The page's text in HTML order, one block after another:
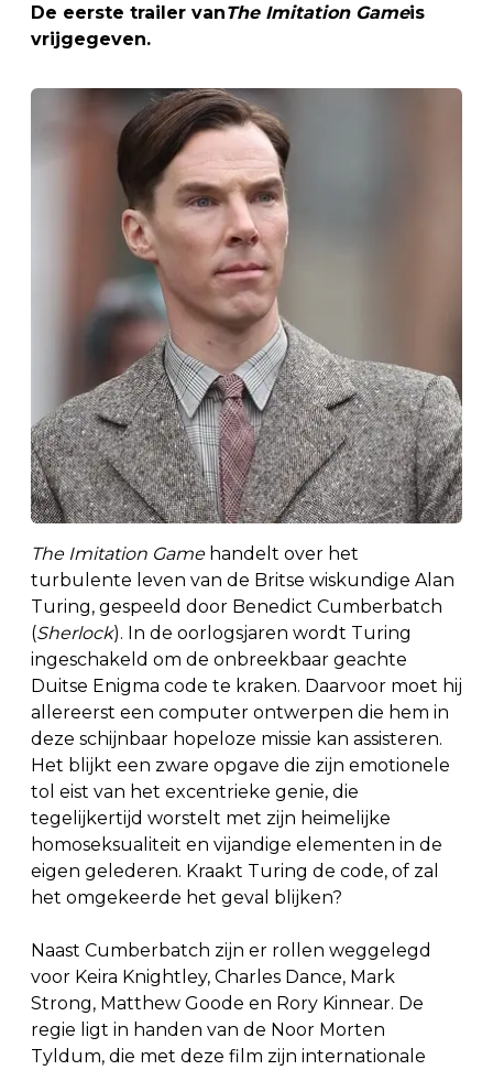
De eerste trailer vanThe Imitation Gameis
vrijgegeven.
The Imitation Game handelt over het
turbulente leven van de Britse wiskundige Alan
Turing, gespeeld door Benedict Cumberbatch
(Sherlock). In de oorlogsjaren wordt Turing
ingeschakeld om de onbreekbaar geachte
Duitse Enigma code te kraken. Daarvoor moet hij
allereerst een computer ontwerpen die hem in
deze schijnbaar hopeloze missie kan assisteren.
Het blijkt een zware opgave die zijn emotionele
tol eist van het excentrieke genie, die
tegelijkertijd worstelt met zijn heimelijke
homoseksualiteit en vijandige elementen in de
eigen gelederen. Kraakt Turing de code, of zal
het omgekeerde het geval blijken?
Naast Cumberbatch zijn er rollen weggelegd
voor Keira Knightley, Charles Dance, Mark
Strong, Matthew Goode en Rory Kinnear. De
regie ligt in handen van de Noor Morten
Tyldum, die met deze film zijn internationale